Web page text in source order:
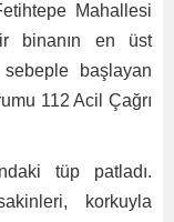
Mahallesi
binanın en üst
başlayan
112 Acil Çağrı
tüp patladı.
korkuyla